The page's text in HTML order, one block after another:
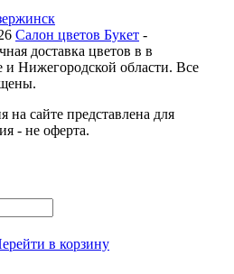
Салон цветов Букет -
доставка цветов в в
и Нижегородской области. Все
сайте представлена для
- не оферта.
в корзину